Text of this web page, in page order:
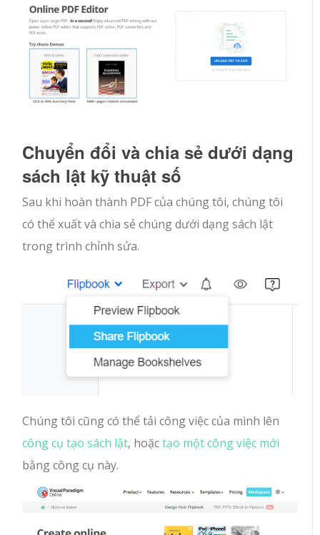
Chuyển đổi và chia sẻ dưới dạng
sách lật kỹ thuật số
Sau khi hoàn thành PDF của chúng tôi, chúng tôi
có thể xuất và chia sẻ chúng dưới dạng sách lật
trong trình chỉnh sửa.
Chúng tôi cũng có thể tải công việc của mình lên
công cụ tạo sách lật, hoặctạo một công việc mới
bằng công cụ này.